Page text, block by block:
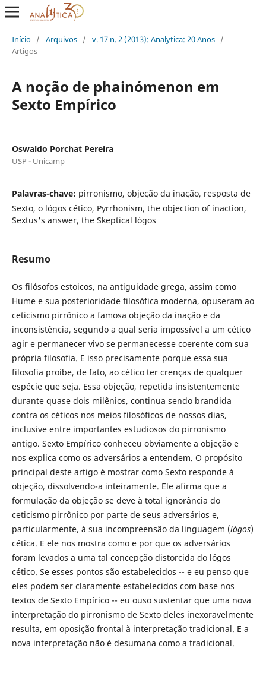
Início / Arquivos / v. 17 n. 2 (2013): Analytica: 20 Anos /
Artigos
A noção de phainómenon em
Sexto Empírico
Oswaldo Porchat Pereira
USP - Unicamp
Palavras-chave: pirronismo, objeção da inação, resposta de
Sexto, o lógos cético, Pyrrhonism, the objection of inaction,
Sextus's answer, the Skeptical lógos
Resumo
Os filósofos estoicos, na antiguidade grega, assim como
Hume e sua posterioridade filosófica moderna, opuseram ao
ceticismo pirrônico a famosa objeção da inação e da
inconsistência, segundo a qual seria impossível a um cético
agir e permanecer vivo se permanecesse coerente com sua
própria filosofia. E isso precisamente porque essa sua
filosofia proíbe, de fato, ao cético ter crenças de qualquer
espécie que seja. Essa objeção, repetida insistentemente
durante quase dois milênios, continua sendo brandida
contra os céticos nos meios filosóficos de nossos dias,
inclusive entre importantes estudiosos do pirronismo
antigo. Sexto Empírico conheceu obviamente a objeção e
nos explica como os adversários a entendem. O propósito
principal deste artigo é mostrar como Sexto responde à
objeção, dissolvendo-a inteiramente. Ele afirma que a
formulação da objeção se deve à total ignorância do
ceticismo pirrônico por parte de seus adversários e,
particularmente, à sua incompreensão da linguagem (lógos)
cética. E ele nos mostra como e por que os adversários
foram levados a uma tal concepção distorcida do lógos
cético. Se esses pontos são estabelecidos -- e eu penso que
eles podem ser claramente estabelecidos com base nos
textos de Sexto Empírico -- eu ouso sustentar que uma nova
interpretação do pirronismo de Sexto deles inexoravelmente
resulta, em oposição frontal à interpretação tradicional. E a
nova interpretação não é desumana como a tradicional.